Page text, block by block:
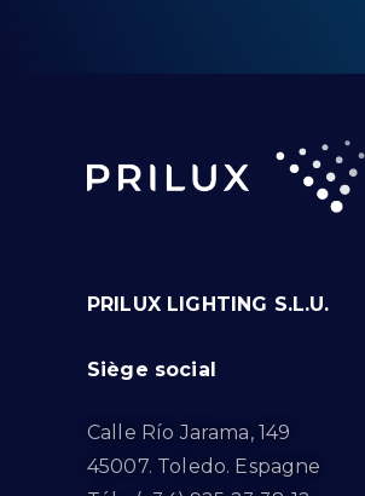
PRILUX LIGHTING S.L.U.
Siège social
Calle Río Jarama, 149
45007. Toledo. Espagne